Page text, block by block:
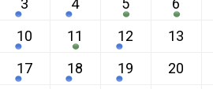
3
4 5 6
10
11 12 13
17
18 19 20